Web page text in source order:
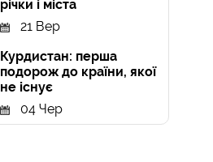
річки і міста
21 Вер
Курдистан: перша
подорож до країни, якої
не існує
04 Чер